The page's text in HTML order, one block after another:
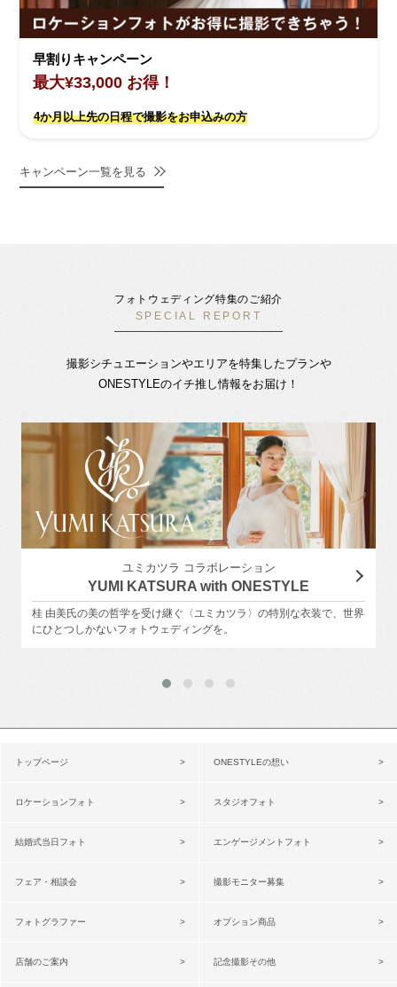
早割りキャンペーン
最大¥33,000 お得！
4か月以上先の日程で撮影をお申込みの方
キャンペーン一覧を見る
フォトウェディング特集のご紹介
SPECIAL REPORT
撮影シチュエーションやエリアを特集したプランや
ONESTYLEのイチ推し情報をお届け！
ユミカツラ コラボレーション
YUMI KATSURA with ONESTYLE
桂 由美氏の美の哲学を受け継ぐ〈ユミカツラ〉の特別な衣装で、世界
にひとつしかないフォトウェディングを。
トップページ ONESTYLEの想い
ロケーションフォト スタジオフォト
結婚式当日フォト エンゲージメントフォト
フェア・相談会 撮影モニター募集
フォトグラファー オプション商品
店舗のご案内 記念撮影その他